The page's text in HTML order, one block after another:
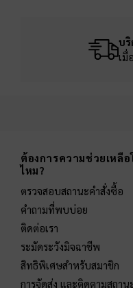
บริ
เมื่
ต้องการความช่วยเหลือ
ไหม?
ตรวจสอบสถานะคำสั่งซื้อ
คำถามที่พบบ่อย
ติดต่อเรา
ระมัดระวังมิจฉาชีพ
สิทธิพิเศษสำหรับสมาชิก
การจัดส่ง และติดตามสถาน